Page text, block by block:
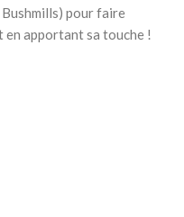
pour faire
en apportant sa touche !